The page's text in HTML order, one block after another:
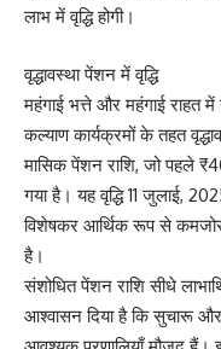
लाभ में वृद्धि होगी।
वृद्धावस्था पेंशन में वृद्धि
महंगाई भत्ते और महंगाई
कल्याण कार्यक्रमों के तहत
मासिक पेंशन राशि, जो पहले
गया है। यह वृद्धि 11 जुलाई,
विशेषकर आर्थिक रूप से कमजोर
है।
संशोधित पेंशन राशि सीधे
आश्वासन दिया है कि सुचारू